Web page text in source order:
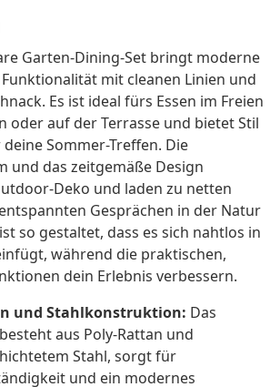
Garten-Dining-Set bringt moderne
mit cleanen Linien und
Es ist ideal fürs Essen im Freien
oder auf der Terrasse und bietet Stil
Sommer-Treffen. Die
und das zeitgemäße Design
Deko und laden zu netten
Gesprächen in der Natur
so gestaltet, dass es sich nahtlos in
während die praktischen,
dein Erlebnis verbessern.
und Stahlkonstruktion: Das
aus Poly-Rattan und
Stahl, sorgt für
und ein modernes